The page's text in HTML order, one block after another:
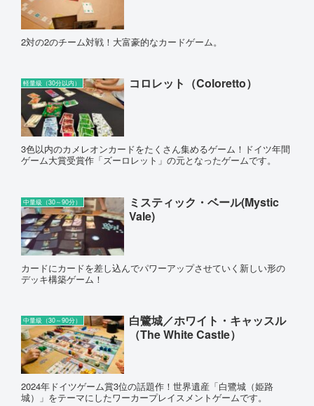
2対の2のチーム対戦！大富豪的なカードゲーム。
軽量級（30分以内） コロレット（Coloretto）
3色以内のカメレオンカードをたくさん集めるゲーム！ドイツ年間
ゲーム大賞受賞作「ズーロレット」の元となったゲームです。
中量級（30～90分）
ミスティック・ベール(Mystic
Vale)
カードにカードを差し込んでパワーアップさせていく新しい形の
デッキ構築ゲーム！
中量級（30～90分）
白鷺城／ホワイト・キャッスル
（The White Castle）
2024年ドイツゲーム賞3位の話題作！世界遺産「白鷺城（姫路
城）」をテーマにしたワーカープレイスメントゲームです。